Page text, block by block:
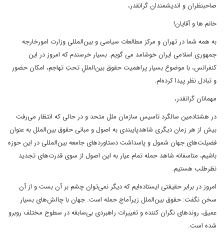
صاحبنظران و اندیشمندان گرانقدر،
خانم ها و آقایان!
به همه شما در تهران و مرکز مطالعات سیاسی و بین‌المللی وزارت امورخارجه
جمهوری اسلامی ایران خوشامد می گویم. بسیار خرسندم که امروز در این
کنفرانس، با موضوع بسیار پراهمیت حقوق بین‌المللِ تحتِ تهاجم، امکان حضور
و تبادل نظر پیدا کرده‌ام.
مهمانان گرانقدر،
در هشتادمین سالگرد تاسیس سازمان ملل متحد و در حالی که انتظار می‌رفت
بیش از هر زمان دیگری شاهدپایبندی به اصول و مبانی حقوق بین‌الملل به عنوان
فضیلت‌های جهان شمول و پاسداشت دستاوردهای جامعه بین‌المللی در این حوزه
باشیم، متاسفانه شاهد حمله تمام عیار به این اصول از سوی قدرت‌های تجدید
نظرطلب هستیم.
امروز در برابر حقیقتی ایستاده‌ایم که دیگر نمی‌توان چشم بر آن بست و از آن
سخن نگفت: حقوق بین‌الملل زیرآماج حمله است. جهان با چالش‌های بسیار
عمیق، روندهای نگران کننده و تغییرات راهبردی بی‌سابقه در سطوح مختلف روبرو
شده است.